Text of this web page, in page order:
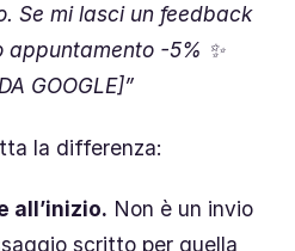
Se mi lasci un feedback
appuntamento -5% ✨
GOOGLE]”
la differenza:
all’inizio. Non è un invio
scritto per quella